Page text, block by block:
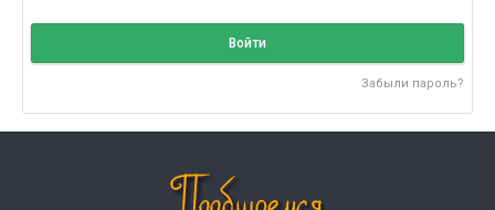
Войти
Забыли пароль?